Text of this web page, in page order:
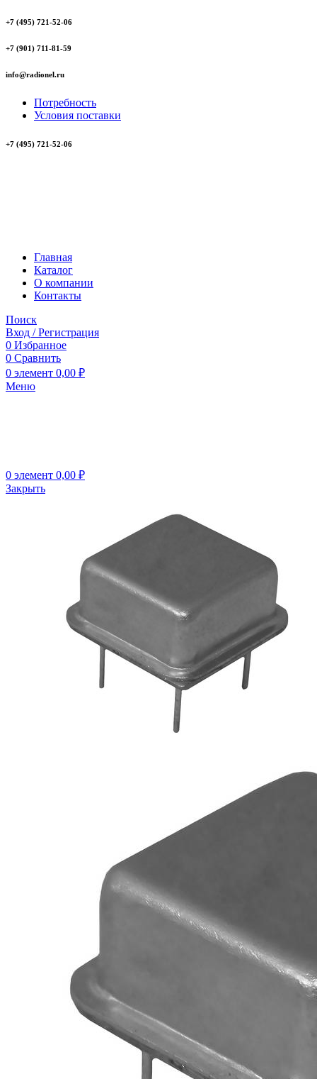
+7 (495) 721-52-06
+7 (901) 711-81-59
info@radionel.ru
Потребность
Условия поставки
+7 (495) 721-52-06
Главная
Каталог
О компании
Контакты
Поиск
Вход / Регистрация
0 Избранное
0 Сравнить
0 элемент 0,00 ₽
Меню
0 элемент 0,00 ₽
Закрыть